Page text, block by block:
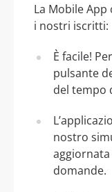
La Mobile
i nostri iscritti:
È facile!
pulsante
del tempo
nostro
domande.